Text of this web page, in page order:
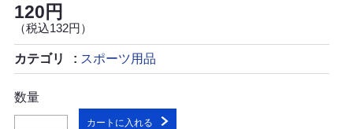
120円
（税込132円）
カテゴリ スポーツ用品
数量
カートに入れる